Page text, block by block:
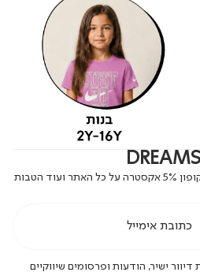
נרשמים לניוזלטר שלנו ומקבלים קופון 5% אקסטרה על כל האתר ועוד הטבות
ישיר, הודעות ופרסומים שיווקיים